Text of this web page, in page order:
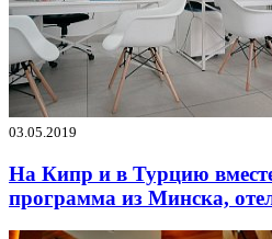
03.05.2019
На Кипр и в Турцию
программа из Минска,